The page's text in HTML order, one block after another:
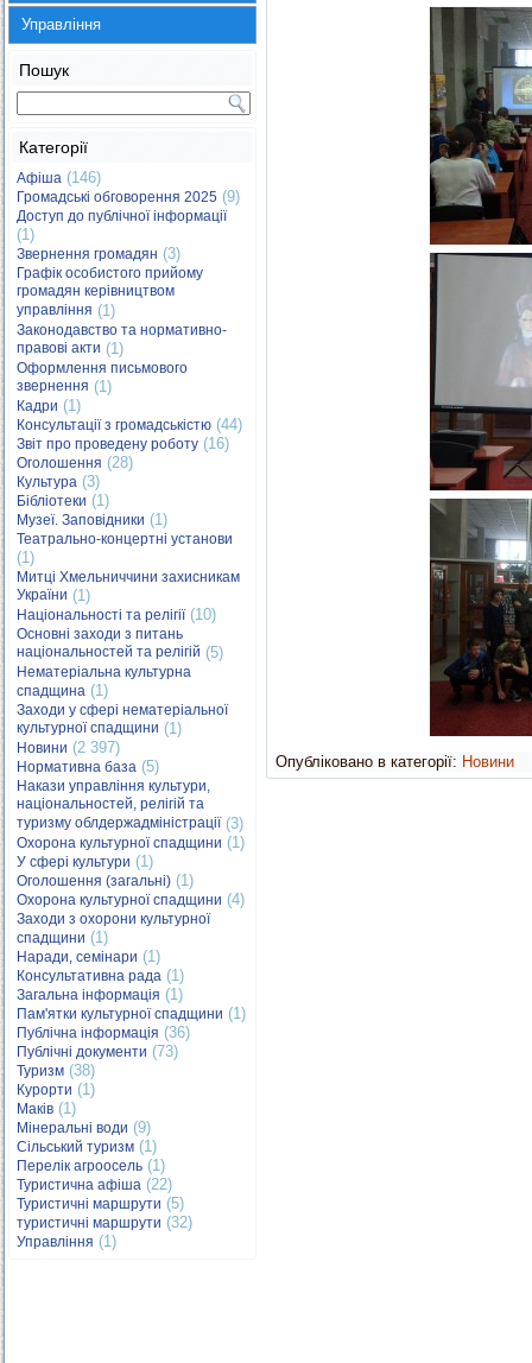
Управління
Пошук
Категорії
Афіша (146)
Громадські обговорення 2025 (9)
Доступ до публічної інформації
(1)
Звернення громадян (3)
Графік особистого прийому
громадян керівництвом
управління (1)
Законодавство та нормативно-
правові акти (1)
Оформлення письмового
звернення (1)
Кадри (1)
Консультації з громадськістю (44)
Звіт про проведену роботу (16)
Оголошення (28)
Культура (3)
Бібліотеки (1)
Музеї. Заповідники (1)
Театрально-концертні установи
(1)
Митці Хмельниччини захисникам
України (1)
Національності та релігії(10)
Основні заходи з питань
національностей та релігій (5)
Нематеріальна культурна
спадщина (1)
Заходи у сфері нематеріальної
культурної спадщини (1)
Новини (2 397)
Нормативна база (5)
Накази управління культури,
національностей, релігій та
туризму облдержадміністрації(3)
Охорона культурної спадщини (1)
У сфері культури (1)
Оголошення (загальні) (1)
Охорона культурної спадщини (4)
Заходи з охорони культурної
спадщини (1)
Наради, семінари (1)
Консультативна рада (1)
Загальна інформація (1)
Пам'ятки культурної спадщини (1)
Публічна інформація (36)
Публічні документи (73)
Туризм (38)
Курорти (1)
Маків (1)
Мінеральні води (9)
Сільський туризм (1)
Перелік агроосель (1)
Туристична афіша (22)
Туристичні маршрути (5)
туристичні маршрути (32)
Управління (1)
Опубліковано в категорії: Новини